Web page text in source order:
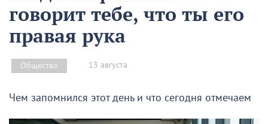
говорит тебе, что ты его
правая рука
Общество 13 августа
Чем запомнился этот день и что сегодня отмечаем